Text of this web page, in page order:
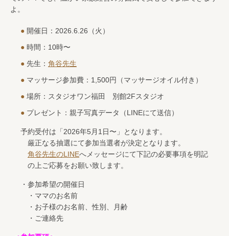
よ。
開催日：2026.6.26（火）
時間：10時〜
先生： 角谷先生
マッサージ参加費：1,500円（マッサージオイル付き）
場所：スタジオワン福田 別館2Fスタジオ
プレゼント：親子写真データ（LINEにて送信）
予約受付は「2026年5月1日〜」となります。
厳正なる抽選にて参加当選者が決定となります。
角谷先生のLINEへメッセージにて下記の必要事項を明記
の上ご応募をお願い致します。
・参加希望の開催日
・ママのお名前
・お子様のお名前、性別、月齢
・ご連絡先